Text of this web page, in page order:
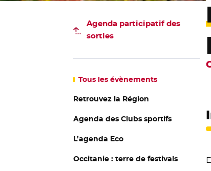
Agenda participatifdes
sorties
Tous les évènements
Retrouvez la Région
Agenda des Clubs sportifs
L’agenda Eco
Occitanie : terre de festivals